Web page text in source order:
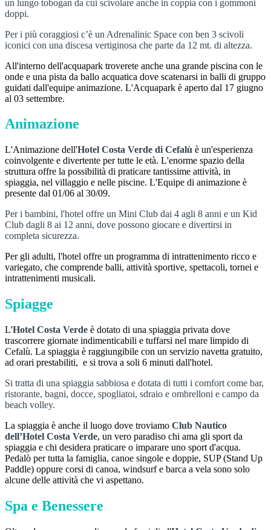
un lungo tobogan da cui scivolare anche in coppia con i gommoni
doppi.
Per i più coraggiosi c’è un Adrenalinic Space con ben 3 scivoli
iconici con una discesa vertiginosa che parte da 12 mt. di altezza.
All'interno dell'acquapark troverete anche una grande piscina con le
onde e una pista da ballo acquatica dove scatenarsi in balli di gruppo
guidati dall'equipe animazione. L'Acquapark è aperto dal 17 giugno
al 03 settembre.
Animazione
L'Animazione dell'Hotel Costa Verde di Cefalù è un'esperienza
coinvolgente e divertente per tutte le età. L'enorme spazio della
struttura offre la possibilità di praticare tantissime attività, in
spiaggia, nel villaggio e nelle piscine. L'Equipe di animazione è
presente dal 01/06 al 30/09.
Per i bambini, l'hotel offre un Mini Club dai 4 agli 8 anni e un Kid
Club dagli 8 ai 12 anni, dove possono giocare e divertirsi in
completa sicurezza.
Per gli adulti, l'hotel offre un programma di intrattenimento ricco e
variegato, che comprende balli, attività sportive, spettacoli, tornei e
intrattenimenti musicali.
Spiagge
L'Hotel Costa Verde è dotato di una spiaggia privata dove
trascorrere giornate indimenticabili e tuffarsi nel mare limpido di
Cefalù. La spiaggia è raggiungibile con un servizio navetta gratuito,
ad orari prestabiliti, e si trova a soli 6 minuti dall'hotel.
Si tratta di una spiaggia sabbiosa e dotata di tutti i comfort come bar,
ristorante, bagni, docce, spogliatoi, sdraio e ombrelloni e campo da
beach volley.
La spiaggia è anche il luogo dove troviamo Club Nautico
dell’Hotel Costa Verde, un vero paradiso chi ama gli sport da
spiaggia e chi desidera praticare o imparare uno sport d'acqua.
Pedalò per tutta la famiglia, canoe singole e doppie, SUP (Stand Up
Paddle) oppure corsi di canoa, windsurf e barca a vela sono solo
alcune delle attività che vi aspettano.
Spa e Benessere